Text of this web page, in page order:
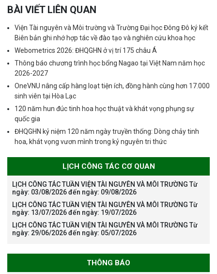
BÀI VIẾT LIÊN QUAN
Viện Tài nguyên và Môi trường và Trường Đại học Đông Đô ký kết
Biên bản ghi nhớ hợp tác về đào tạo và nghiên cứu khoa học
Webometrics 2026: ĐHQGHN ở vị trí 175 châu Á
Thông báo chương trình học bổng Nagao tại Việt Nam năm học
2026-2027
OneVNU nâng cấp hàng loạt tiện ích, đồng hành cùng hơn 17.000
sinh viên tại Hòa Lạc
120 năm hun đúc tinh hoa học thuật và khát vọng phụng sự
quốc gia
ĐHQGHN kỷ niệm 120 năm ngày truyền thống: Dòng chảy tinh
hoa, khát vọng vươn mình trong kỷ nguyên tri thức
LỊCH CÔNG TÁC CƠ QUAN
LỊCH CÔNG TÁC TUẦN VIỆN TÀI NGUYÊN VÀ MÔI TRƯỜNG Từ
ngày: 03/08/2026 đến ngày: 09/08/2026
LỊCH CÔNG TÁC TUẦN VIỆN TÀI NGUYÊN VÀ MÔI TRƯỜNG Từ
ngày: 13/07/2026 đến ngày: 19/07/2026
LỊCH CÔNG TÁC TUẦN VIỆN TÀI NGUYÊN VÀ MÔI TRƯỜNG Từ
ngày: 29/06/2026 đến ngày: 05/07/2026
THÔNG BÁO